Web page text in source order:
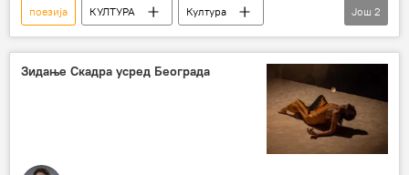
поезија КУЛТУРА
Култура
Београдски сајам књига
књига
Још 2
Зидање Скадра усред Београда